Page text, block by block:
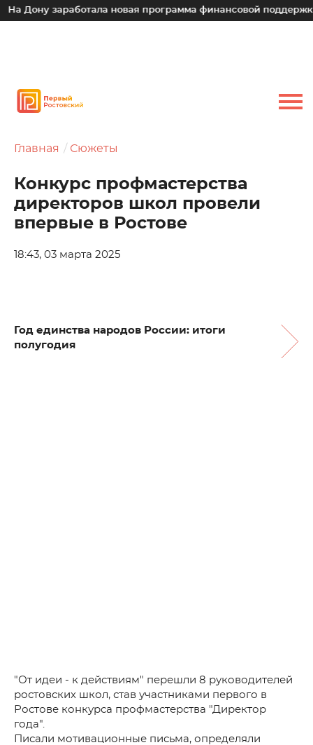
заработала новая программа финансовой поддержки для
Главная Сюжеты
Конкурс профмастерства
директоров школ провели
впервые в Ростове
18:43, 03 марта 2025
Год единства народов России: итоги
полугодия
"От идеи - к действиям" перешли 8 руководителей
ростовских школ, став участниками первого в
Ростове конкурса профмастерства "Директор
года".
Писали мотивационные письма, определяли